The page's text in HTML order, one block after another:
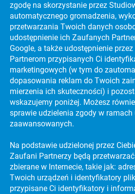
Studia w Holandii po maturze?
University, koszty i rekrutację krok po
KATALOG UCZELNI
PREVIEW
zgodę na skorzystanie przez
automatycznego gromadzenia,
przetwarzania Twoich danych
udostępnienie ich Zaufanych
Google, a także udostępnienie
Partnerom przypisanych Ci
marketingowych (w tym do
dopasowania reklam do Twoich
mierzenia ich skuteczności) i
wskazujemy poniżej. Możesz
sprawie udzielenia zgody w ramach
zaawansowanych.
Na podstawie udzielonej przez
Zaufani Partnerzy będą
zbierane w Internecie, takie jak:
Twoich urządzeń i identyfikatory
przypisane Ci identyfikatory i